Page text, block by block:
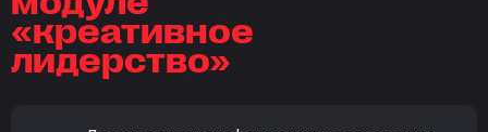
«креативное
лидерство»